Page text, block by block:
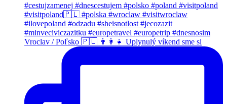
Vroclav / Poľsko 🇵🇱 👨‍👩‍👧 Uplynulý víkend sme si